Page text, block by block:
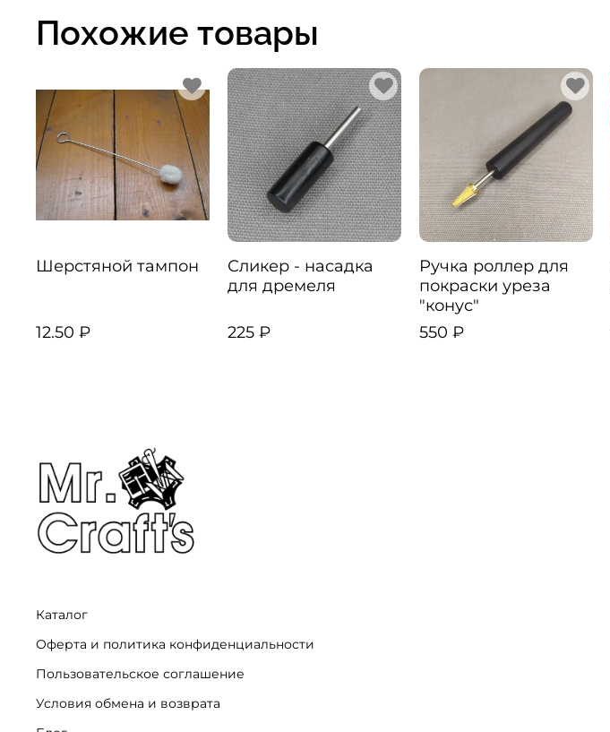
Похожие товары
Шерстяной тампон
12.50 ₽
Сликер - насадка
для дремеля
225 ₽
Ручка роллер для
покраски уреза
"конус"
550 ₽
Каталог
Оферта и политика конфиденциальности
Пользовательское соглашение
Условия обмена и возврата